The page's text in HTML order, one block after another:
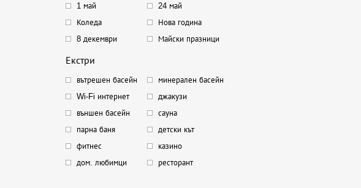
1 май
24 май
Коледа
Нова година
8 декември
Майски празници
Екстри
вътрешен басейн
минерален басейн
Wi-Fi интернет
джакузи
външен басейн
сауна
парна баня
детски кът
фитнес
казино
дом. любимци
ресторант